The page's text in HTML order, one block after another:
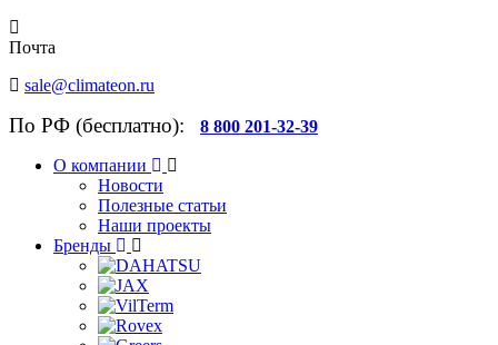
Почта
sale@climateon.ru
По РФ (бесплатно): 8 800 201-32-39
О компании
Новости
Полезные статьи
Наши проекты
Бренды